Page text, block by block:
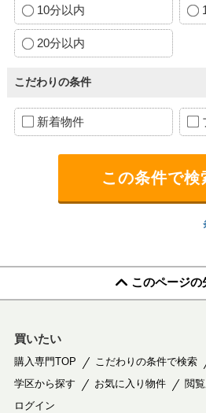
10分以内
20分以内
こだわりの条件
新着物件
このページの
買いたい
購入専門TOP こだわりの条件で検索
学区から探す
お気に入り物件 閲
ログイン